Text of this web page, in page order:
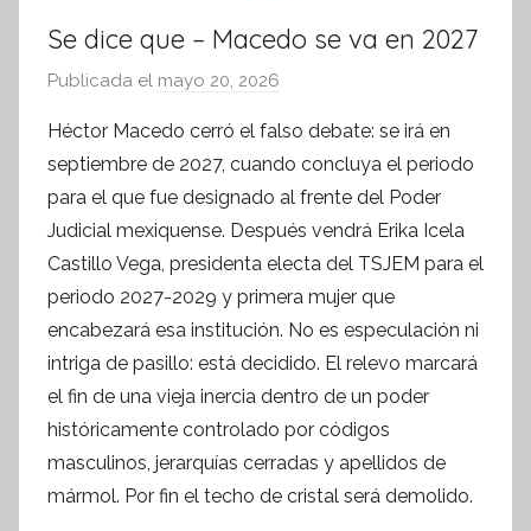
Se dice que – Macedo se va en 2027
Publicada el mayo 20, 2026
r
S
í
n
t
e
i
s
Héctor Macedo cerró el falso debate: se irá en
septiembre de 2027, cuando concluya el periodo
para el que fue designado al frente del Poder
Judicial mexiquense. Después vendrá Erika Icela
Castillo Vega, presidenta electa del TSJEM para el
periodo 2027-2029 y primera mujer que
encabezará esa institución. No es especulación ni
intriga de pasillo: está decidido. El relevo marcará
el fin de una vieja inercia dentro de un poder
históricamente controlado por códigos
masculinos, jerarquías cerradas y apellidos de
mármol. Por fin el techo de cristal será demolido.